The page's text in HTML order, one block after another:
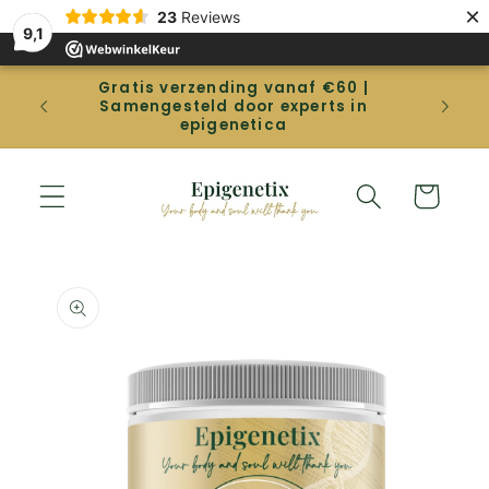
9,1
23 Reviews ×
Direkt
zum
Inhalt
Gratis verzending vanaf €60 |
Samengesteld door experts in
epigenetica
Warenkorb